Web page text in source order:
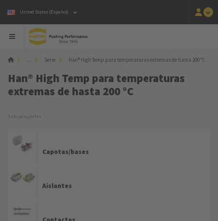
United States (Español)
... Serie Han® High Temp para temperaturas extremas de hasta 200 °C
Han® High Temp para temperaturas
extremas de hasta 200 °C
Subcategorías
Capotas/bases
Aislantes